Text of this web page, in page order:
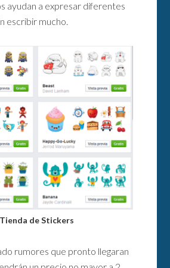
ayudan a expresar diferentes
escribir mucho.
Tienda de Stickers
rumores que pronto llegaran